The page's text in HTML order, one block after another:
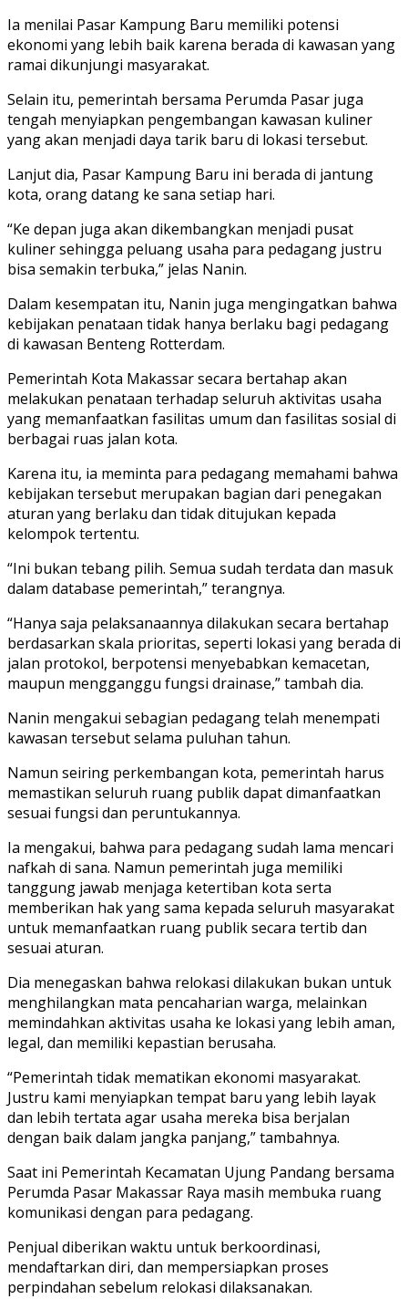
Ia menilai Pasar Kampung Baru memiliki potensi
ekonomi yang lebih baik karena berada di kawasan yang
ramai dikunjungi masyarakat.
Selain itu, pemerintah bersama Perumda Pasar juga
tengah menyiapkan pengembangan kawasan kuliner
yang akan menjadi daya tarik baru di lokasi tersebut.
Lanjut dia, Pasar Kampung Baru ini berada di jantung
kota, orang datang ke sana setiap hari.
“Ke depan juga akan dikembangkan menjadi pusat
kuliner sehingga peluang usaha para pedagang justru
bisa semakin terbuka,” jelas Nanin.
Dalam kesempatan itu, Nanin juga mengingatkan bahwa
kebijakan penataan tidak hanya berlaku bagi pedagang
di kawasan Benteng Rotterdam.
Pemerintah Kota Makassar secara bertahap akan
melakukan penataan terhadap seluruh aktivitas usaha
yang memanfaatkan fasilitas umum dan fasilitas sosial di
berbagai ruas jalan kota.
Karena itu, ia meminta para pedagang memahami bahwa
kebijakan tersebut merupakan bagian dari penegakan
aturan yang berlaku dan tidak ditujukan kepada
kelompok tertentu.
“Ini bukan tebang pilih. Semua sudah terdata dan masuk
dalam database pemerintah,” terangnya.
“Hanya saja pelaksanaannya dilakukan secara bertahap
berdasarkan skala prioritas, seperti lokasi yang berada di
jalan protokol, berpotensi menyebabkan kemacetan,
maupun mengganggu fungsi drainase,” tambah dia.
Nanin mengakui sebagian pedagang telah menempati
kawasan tersebut selama puluhan tahun.
Namun seiring perkembangan kota, pemerintah harus
memastikan seluruh ruang publik dapat dimanfaatkan
sesuai fungsi dan peruntukannya.
Ia mengakui, bahwa para pedagang sudah lama mencari
nafkah di sana. Namun pemerintah juga memiliki
tanggung jawab menjaga ketertiban kota serta
memberikan hak yang sama kepada seluruh masyarakat
untuk memanfaatkan ruang publik secara tertib dan
sesuai aturan.
Dia menegaskan bahwa relokasi dilakukan bukan untuk
menghilangkan mata pencaharian warga, melainkan
memindahkan aktivitas usaha ke lokasi yang lebih aman,
legal, dan memiliki kepastian berusaha.
“Pemerintah tidak mematikan ekonomi masyarakat.
Justru kami menyiapkan tempat baru yang lebih layak
dan lebih tertata agar usaha mereka bisa berjalan
dengan baik dalam jangka panjang,” tambahnya.
Saat ini Pemerintah Kecamatan Ujung Pandang bersama
Perumda Pasar Makassar Raya masih membuka ruang
komunikasi dengan para pedagang.
Penjual diberikan waktu untuk berkoordinasi,
mendaftarkan diri, dan mempersiapkan proses
perpindahan sebelum relokasi dilaksanakan.